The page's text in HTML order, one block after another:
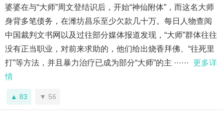
婆婆在与“大师”周文登结识后，开始“神仙附体”，而这名大师
身背多笔债务，在潍坊昌乐至少欠款几十万。每日人物查阅
中国裁判文书网以及过往部分媒体报道发现，“大师”群体往往
没有正当职业，对前来求助的，他们给出烧香拜佛、“往死里
打”等方法，并且暴力治疗已成为部分“大师”的主 ······ 更多详
情
83 56